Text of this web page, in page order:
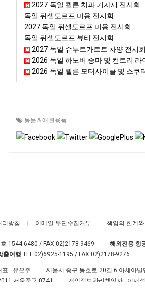
2027 독일 쾰른 치과 기자재 전시회
독일 뒤셀도르프 미용 전시회
2027 독일 뒤셀도르프 미용 전시회
독일 뒤셀도르프 뷰티 전시회
2027 독일 슈투트가르트 차양 전시회
2026 독일 하노버 승마 및 컨트리 라
2026 독일 쾰른 모터사이클 및 스쿠
동물＆애완용품
리방침 이메일 무단수집거부 책임의 한계와
1544-6480 / FAX 02)2178-9469 해외전용 항
춤여행 TEL 02)6925-1195 / FAX 02)2178-9276
표 : 유은주 서울시 중구 동호로 20길 6 아세아빌
서울중구-0741 개인정보관리책임자 : 이재성